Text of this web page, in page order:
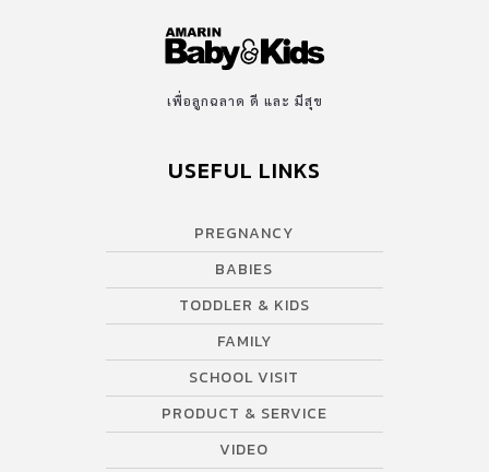
เพื่อลูกฉลาด ดี และ มีสุข
USEFUL LINKS
PREGNANCY
BABIES
TODDLER & KIDS
FAMILY
SCHOOL VISIT
PRODUCT & SERVICE
VIDEO